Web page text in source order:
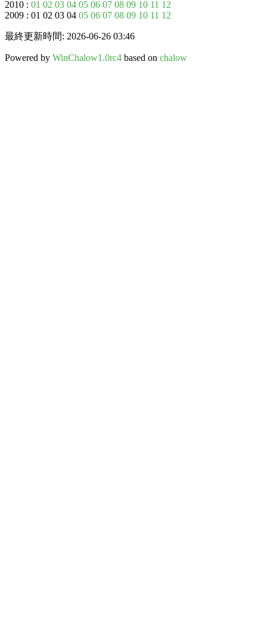
2010 : 01 02 03 04 05 06 07 08 09 10 11 12
2009 : 01 02 03 04 05 06 07 08 09 10 11 12
最終更新時間: 2026-06-26 03:46
Powered by WinChalow1.0rc4 based on chalow